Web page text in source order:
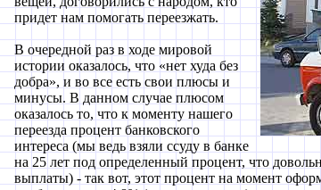
придет нам помогать переезжать.
В очередной раз в ходе мировой
истории оказалось, что «нет худа без
добра», и во все есть свои плюсы и
минусы. В данном случае плюсом
оказалось то, что к моменту нашего
переезда процент банковского
интереса (мы ведь взяли ссуду в банке
на 25 лет под определенный процент, что
выплаты) - так вот, этот процент на момент